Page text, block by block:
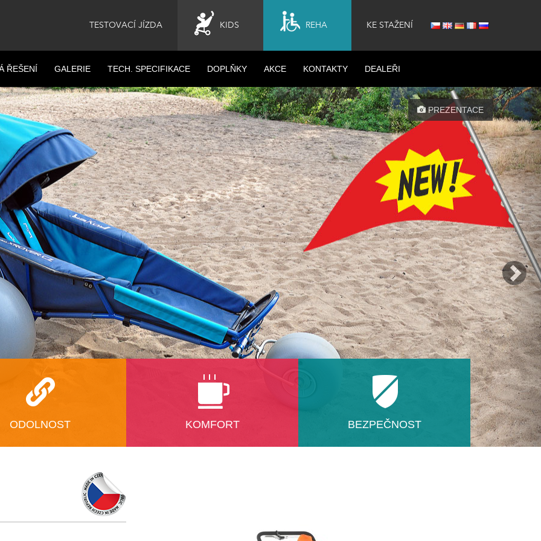
TESTOVACÍ JÍZDA KIDS REHA KE STAŽENÍ
ŘEŠENÍ GALERIE TECH. SPECIFIKACE DOPLŇKY AKCE KONTAKTY DEALEŘI
PREZENTACE
ODOLNOST
je celokovový, používáme
slitiny, pevnostní
materiál je výhradně
KOMFORT BEZPEČNOST